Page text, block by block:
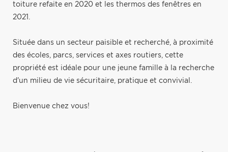
toiture refaite en 2020 et les thermos des fenêtres en
2021.
Située dans un secteur paisible et recherché, à proximité
des écoles, parcs, services et axes routiers, cette
propriété est idéale pour une jeune famille à la recherche
d'un milieu de vie sécuritaire, pratique et convivial.
Bienvenue chez vous!